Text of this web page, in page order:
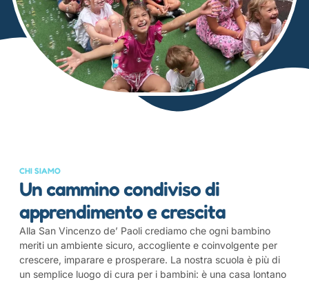
CHI SIAMO
Un cammino condiviso di
apprendimento e crescita
Alla San Vincenzo de’ Paoli crediamo che ogni bambino
meriti un ambiente sicuro, accogliente e coinvolgente per
crescere, imparare e prosperare. La nostra scuola è più di
un semplice luogo di cura per i bambini: è una casa lontano